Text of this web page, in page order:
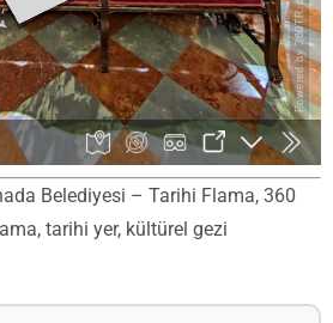
Belediyesi – Tarihi Flama, 360
tarihi yer, kültürel gezi